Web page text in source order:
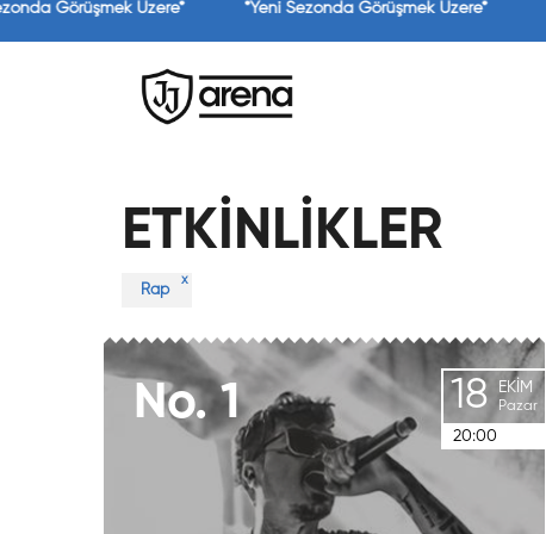
Görüşmek Üzere* *Yeni Sezonda Görüşmek Üzere*
ETKİNLİKLER
Rap
x
No.1 18 EKIM
Pazar
20:00